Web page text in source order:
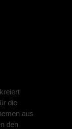
die
aus
den